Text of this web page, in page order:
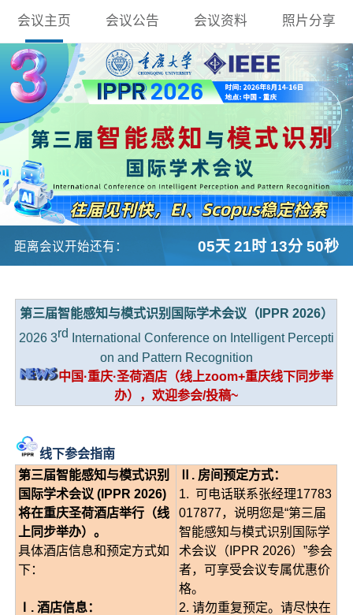
会议主页 会议公告 会议资料 照片分享
距离会议开始还有： 05天 21时 13分 49秒
第三届智能感知与模式识别国际学术会议（IPPR 2026）
2026 3rd International Conference on Intelligent Percepti
on and Pattern Recognition
中国·重庆·圣荷酒店（线上zoom+重庆线下同步举
办），欢迎参会/投稿~
线下参会指南
第三届智能感知与模式识别
国际学术会议 (IPPR 2026)
将在重庆圣荷酒店举行（线
上同步举办）。
具体酒店信息和预定方式如
下：
Ⅰ. 酒店信息：
Ⅱ. 房间预定方式：
1. 可电话联系张经理17783
017877，说明您是“第三届
智能感知与模式识别国际学
术会议（IPPR 2026）”参会
者，可享受会议专属优惠价
格。
2. 请勿重复预定。请尽快在